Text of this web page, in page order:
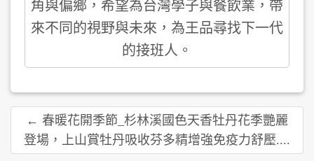
角與偏鄉，希望為台灣學子與餐飲業，帶
來不同的視野與未來，為王品尋找下一代
的接班人。
← 春暖花開季節_杉林溪國色天香牡丹花季艷麗
登場，上山賞牡丹吸收芬多精增強免疫力舒壓....